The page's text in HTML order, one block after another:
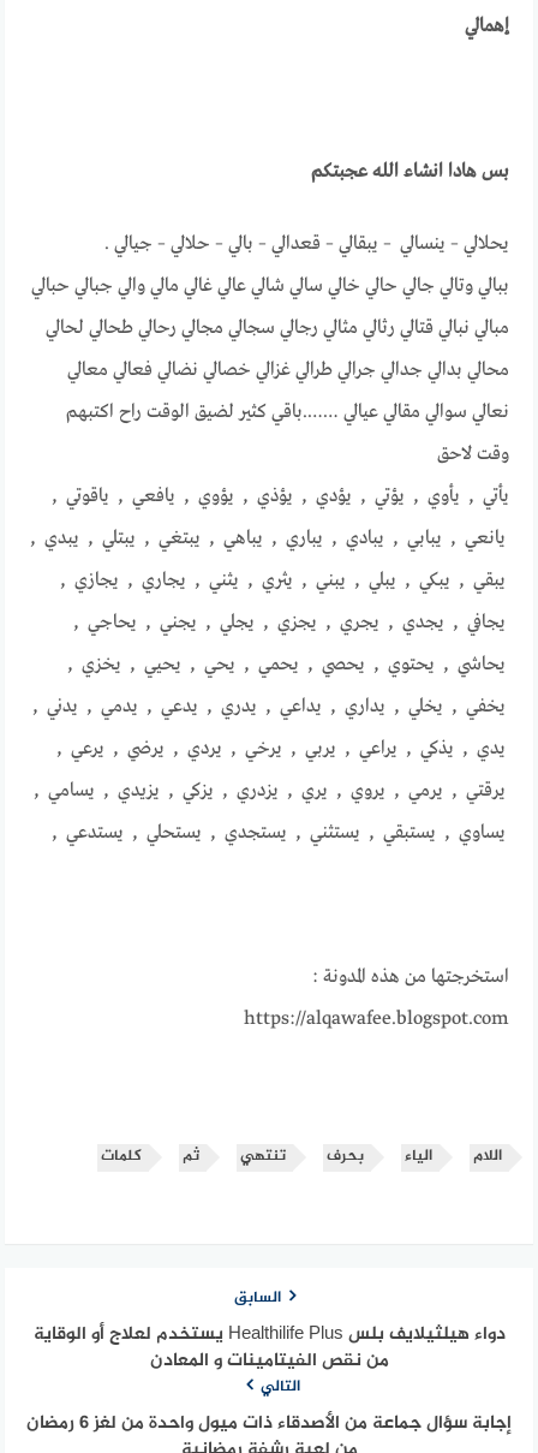
إهمالي
بس هادا انشاء الله عجبتكم
يحلالي – ينسالي – يبقالي – قعدالي – بالي – حلالي – جيالي .
ببالي وتالي جالي حالي خالي سالي شالي عالي غالي مالي والي جبالي حبالي
مبالي نبالي قتالي رثالي مثالي رجالي سجالي مجالي رحالي طحالي لحالي
محالي بدالي جدالي جرالي طرالي غزالي خصالي نضالي فعالي معالي
نعالي سوالي مقالي عيالي …….باقي كثير لضيق الوقت راح اكتبهم
وقت لاحق
يأتي , يأوي , يؤتي , يؤدي , يؤذي , يؤوي , يافعي , ياقوتي ,
يانعي , يبابي , يبادي , يباري , يباهي , يبتغي , يبتلي , يبدي ,
يبقي , يبكي , يبلي , يبني , يثري , يثني , يجاري , يجازي ,
يجافي , يجدي , يجري , يجزي , يجلي , يجني , يحاجي ,
يحاشي , يحتوي , يحصي , يحمي , يحي , يحيي , يخزي ,
يخفي , يخلي , يداري , يداعي , يدري , يدعي , يدمي , يدني ,
يدي , يذكي , يراعي , يربي , يرخي , يردي , يرضي , يرعي ,
يرقتي , يرمي , يروي , يري , يزدري , يزكي , يزيدي , يسامي ,
يساوي , يستبقي , يستثني , يستجدي , يستحلي , يستدعي ,
استخرجتها من هذه المدونة :
https://alqawafee.blogspot.com
اللام الياء بحرف تنتهي ثم كلمات
السابق
دواء هيلثيلايف بلس Healthilife Plus يستخدم لعلاج أو الوقاية
من نقص الفيتامينات و المعادن
التالي
إجابة سؤال جماعة من الأصدقاء ذات ميول واحدة من لغز 6 رمضان